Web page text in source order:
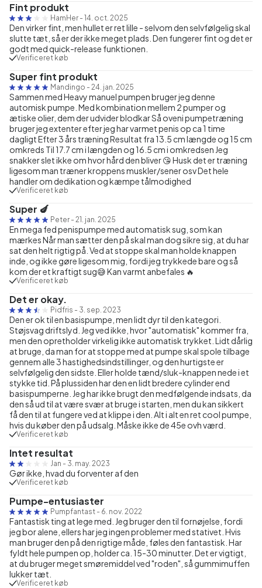
Fint produkt
HamHer - 14. oct. 2025
Den virker fint, men hullet er ret lille - selvom den selvfølgelig skal
slutte tæt, så er der ikke meget plads. Den fungerer fint og det er
godt med quick-release funktionen.
Verificeret køb
Super fint produkt
Mandingo - 24. jan. 2025
Sammen med Heavy manuel pumpen bruger jeg denne
automisk pumpe. Med kombination mellem 2 pumper og
ætiske olier, dem der udvider blodkar Så oveni pumpetræning
bruger jeg extenter efter jeg har varmet penis op ca 1 time
dagligt Efter 3 års træning Resultat fra 13.5 cm længde og 15 cm
omkreds Til 17.7 cm i længden og 16.5 cm i omkredsen Jeg
snakker slet ikke om hvor hård den bliver 😘 Husk det er træning
ligesom man træner kroppens muskler/sener osv Det hele
handler om dedikation og kæmpe tålmodighed
Verificeret køb
Super 🍆
Peter - 21. jan. 2025
En mega fed penispumpe med automatisk sug, som kan
mærkes Når man sætter den på skal man dog sikre sig, at du har
sat den helt rigtig på. Ved at stoppe skal man holde knappen
inde, og ikke gøre ligesom mig, fordi jeg trykkede bare og så
kom der et kraftigt sug😅 Kan varmt anbefales 🔥
Verificeret køb
Det er okay.
Pidfris - 3. sep. 2023
Den er ok til en basispumpe, men lidt dyr til den kategori.
Støjsvag driftslyd. Jeg ved ikke, hvor "automatisk" kommer fra,
men den opretholder virkelig ikke automatisk trykket. Lidt dårlig
at bruge, da man for at stoppe med at pumpe skal spole tilbage
gennem alle 3 hastighedsindstillinger, og den hurtigste er
selvfølgelig den sidste. Eller holde tænd/sluk-knappen nede i et
stykke tid. På plussiden har den en lidt bredere cylinder end
basispumperne. Jeg har ikke brugt den medfølgende indsats, da
den så ud til at være svær at bruge i starten, men du kan sikkert
få den til at fungere ved at klippe i den. Alt i alt en ret cool pumpe,
hvis du køber den på udsalg. Måske ikke de 45e ovh værd.
Verificeret køb
Intet resultat
Jan - 3. may. 2023
Gør ikke, hvad du forventer af den
Verificeret køb
Pumpe-entusiaster
Pumpfantast - 6. nov. 2022
Fantastisk ting at lege med. Jeg bruger den til fornøjelse, fordi
jeg bor alene, ellers har jeg ingen problemer med stativet. Hvis
man bruger den på den rigtige måde, føles den fantastisk. Har
fyldt hele pumpen op, holder ca. 15-30 minutter. Det er vigtigt,
at du bruger meget smøremiddel ved "roden", så gummimuffen
lukker tæt.
Verificeret køb